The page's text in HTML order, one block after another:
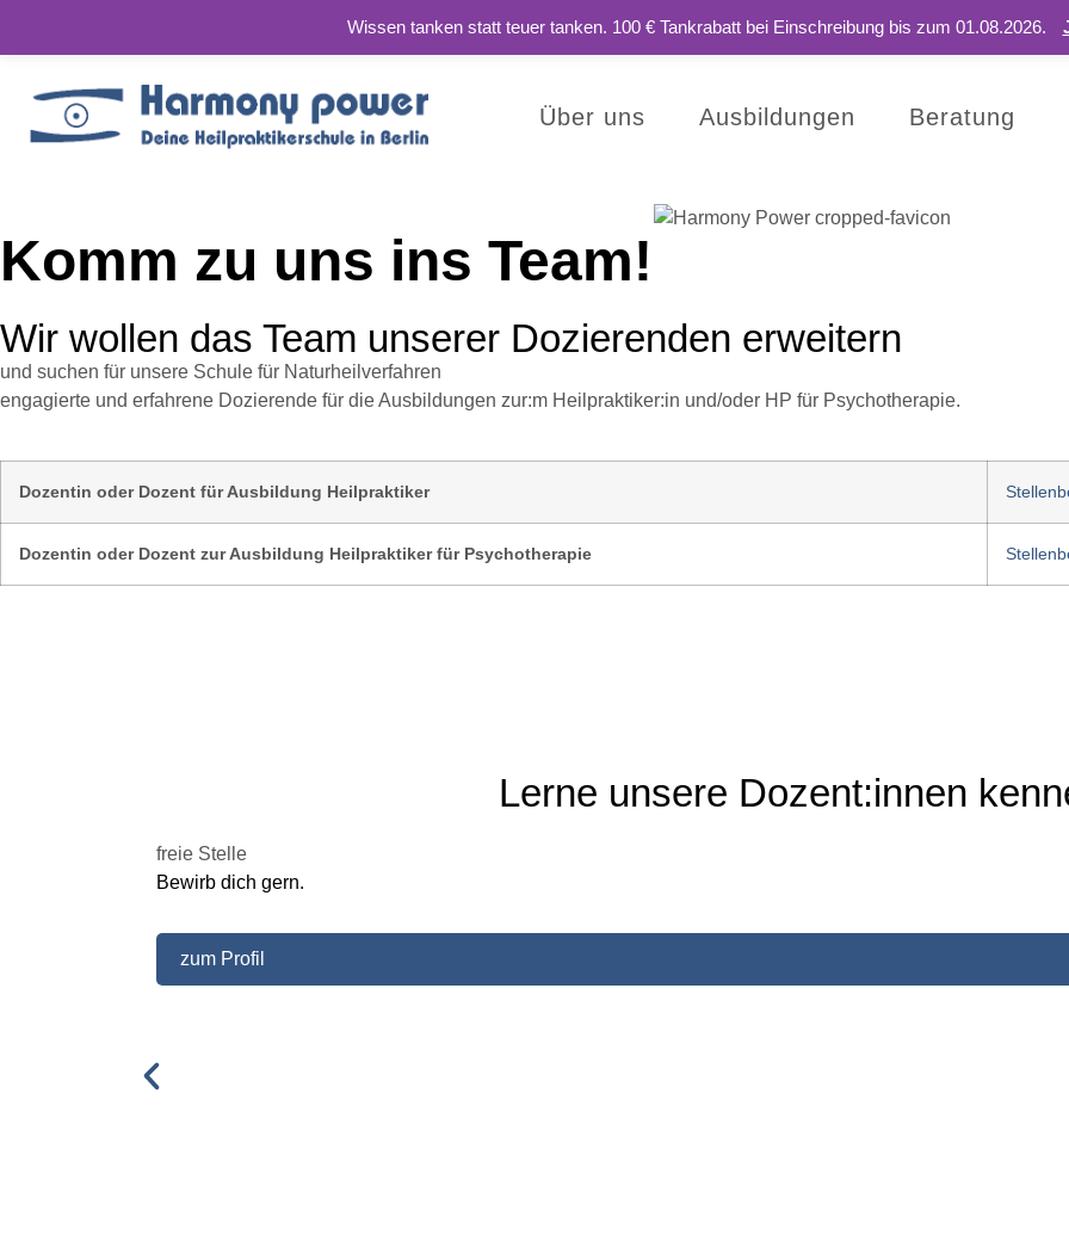
Wissen tanken statt teuer tanken. 100 € Tankrabatt bei Einschreibung bis zum 01.08.2026.
Über uns Ausbildungen Beratung
Komm zu uns ins Team!
Wir wollen das Team unserer Dozierenden erweitern
und suchen für unsere Schule für Naturheilverfahren
engagierte und erfahrene Dozierende für die Ausbildungen zur:m Heilpraktiker:in und/oder HP für Psychotherapie.
Dozentin oder Dozent für Ausbildung Heilpraktiker
Dozentin oder Dozent zur Ausbildung Heilpraktiker für Psychotherapie
Lerne unsere Dozent:innen
freie Stelle
Bewirb dich gern.
zum Profil